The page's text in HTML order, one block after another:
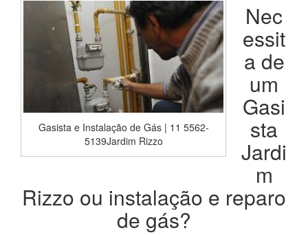
Gasista e Instalação de Gás | 11 5562-
5139Jardim Rizzo
Nec
essit
a de
um
Gasi
sta
Jardi
m
Rizzo ou instalação e reparo
de gás?